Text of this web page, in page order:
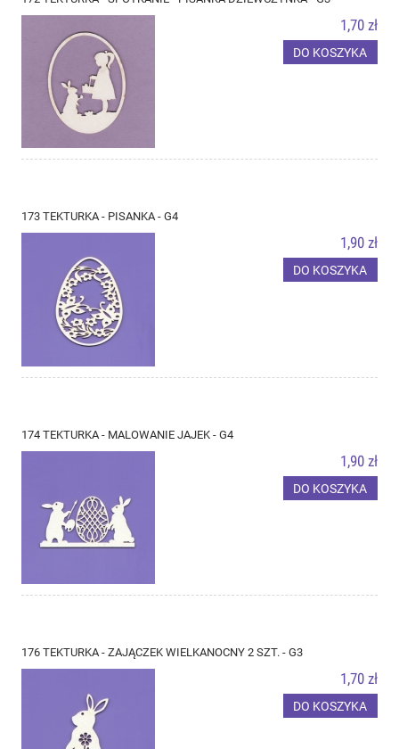
1,70 zł
DO KOSZYKA
173 TEKTURKA - PISANKA - G4
1,90 zł
DO KOSZYKA
174 TEKTURKA - MALOWANIE JAJEK - G4
1,90 zł
DO KOSZYKA
176 TEKTURKA - ZAJĄCZEK WIELKANOCNY 2 SZT. - G3
1,70 zł
DO KOSZYKA